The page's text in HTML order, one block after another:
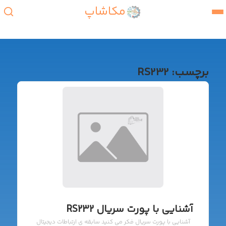
مکاشاپ
برچسب: RS232
آشنایی با پورت سریال RS232
آشنایی با پورت سریال فکر می کنید سابقه ی ارتباطات دیجیتال